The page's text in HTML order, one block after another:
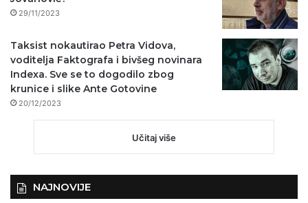
29/11/2023
Taksist nokautirao Petra Vidova,
voditelja Faktografa i bivšeg novinara
Indexa. Sve se to dogodilo zbog
krunice i slike Ante Gotovine
20/12/2023
Učitaj više
NAJNOVIJE